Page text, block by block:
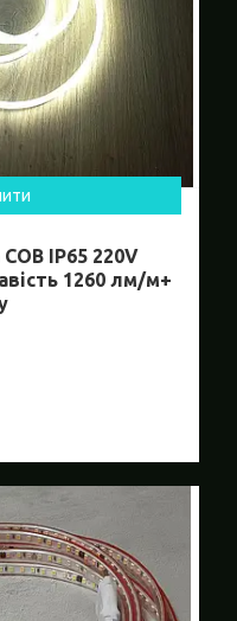
ІР65 220V
1260 лм/м+